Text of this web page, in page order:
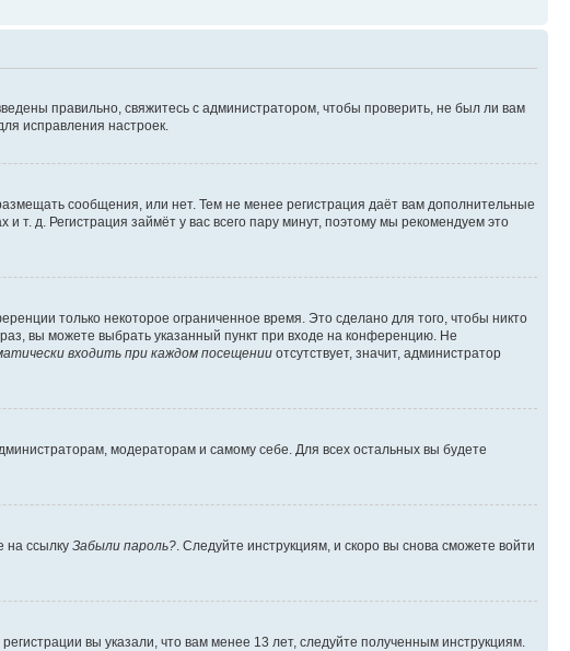
правильно, свяжитесь с администратором, чтобы проверить, не был ли вам
исправления настроек.
сообщения, или нет. Тем не менее регистрация даёт вам дополнительные
д. Регистрация займёт у вас всего пару минут, поэтому мы рекомендуем это
только некоторое ограниченное время. Это сделано для того, чтобы никто
вы можете выбрать указанный пункт при входе на конференцию. Не
входить при каждом посещении отсутствует, значит, администратор
модераторам и самому себе. Для всех остальных вы будете
на ссылку Забыли пароль?. Следуйте инструкциям, и скоро вы снова сможете войти
вы указали, что вам менее 13 лет, следуйте полученным инструкциям.